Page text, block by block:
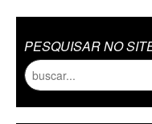
PESQUISAR NO